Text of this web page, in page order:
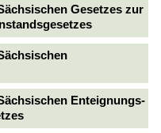
Gesetzes zur
Enteignungs-